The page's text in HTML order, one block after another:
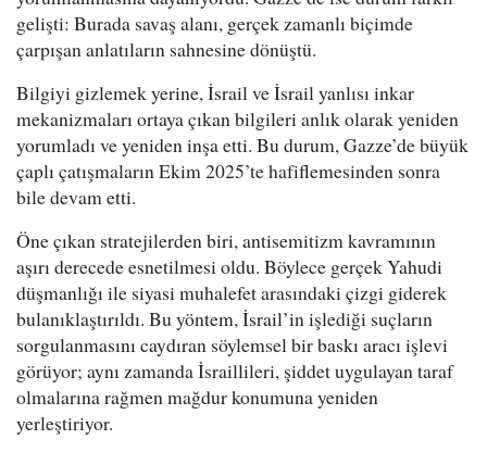
gelişti: Burada savaş alanı, gerçek zamanlı biçimde
çarpışan anlatıların sahnesine dönüştü.
Bilgiyi gizlemek yerine, İsrail ve İsrail yanlısı inkar
mekanizmaları ortaya çıkan bilgileri anlık olarak yeniden
yorumladı ve yeniden inşa etti. Bu durum, Gazze’de büyük
çaplı çatışmaların Ekim 2025’te hafiflemesinden sonra
bile devam etti.
Öne çıkan stratejilerden biri, antisemitizm kavramının
aşırı derecede esnetilmesi oldu. Böylece gerçek Yahudi
düşmanlığı ile siyasi muhalefet arasındaki çizgi giderek
bulanıklaştırıldı. Bu yöntem, İsrail’in işlediği suçların
sorgulanmasını caydıran söylemsel bir baskı aracı işlevi
görüyor; aynı zamanda İsraillileri, şiddet uygulayan taraf
olmalarına rağmen mağdur konumuna yeniden
yerleştiriyor.